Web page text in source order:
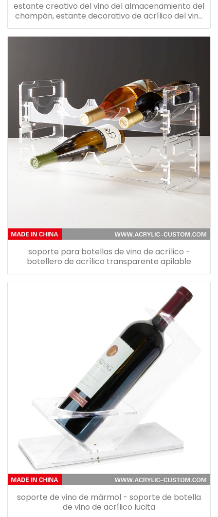
estante creativo del vino del almacenamiento del
champán, estante decorativo de acrílico del vino
para la barra
soporte para botellas de vino de acrílico -
botellero de acrílico transparente apilable
soporte de vino de mármol - soporte de botella
de vino de acrílico lucita